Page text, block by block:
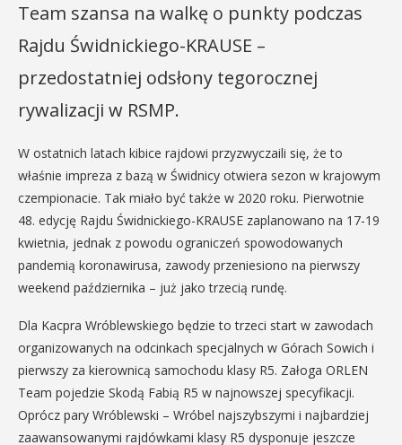
Team szansa na walkę o punkty podczas
Rajdu Świdnickiego-KRAUSE –
przedostatniej odsłony tegorocznej
rywalizacji w RSMP.
W ostatnich latach kibice rajdowi przyzwyczaili się, że to
właśnie impreza z bazą w Świdnicy otwiera sezon w krajowym
czempionacie. Tak miało być także w 2020 roku. Pierwotnie
48. edycję Rajdu Świdnickiego-KRAUSE zaplanowano na 17-19
kwietnia, jednak z powodu ograniczeń spowodowanych
pandemią koronawirusa, zawody przeniesiono na pierwszy
weekend października – już jako trzecią rundę.
Dla Kacpra Wróblewskiego będzie to trzeci start w zawodach
organizowanych na odcinkach specjalnych w Górach Sowich i
pierwszy za kierownicą samochodu klasy R5. Załoga ORLEN
Team pojedzie Skodą Fabią R5 w najnowszej specyfikacji.
Oprócz pary Wróblewski – Wróbel najszybszymi i najbardziej
zaawansowanymi rajdówkami klasy R5 dysponuje jeszcze